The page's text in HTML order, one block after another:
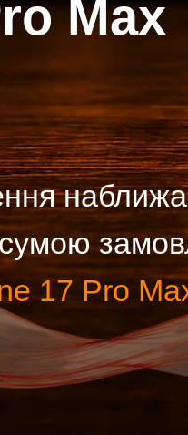
наближає
Pro Max
Як це
замовляй - ми